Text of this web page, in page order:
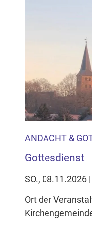
ANDACHT &
Gottesdienst
SO., 08.11.2026
Ort der